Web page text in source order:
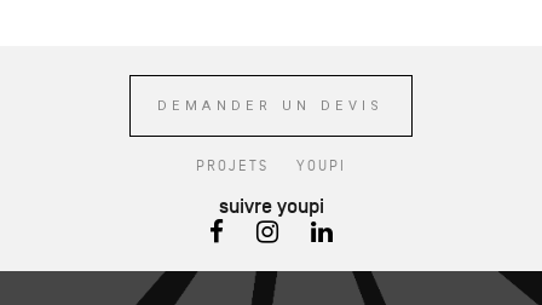
DEMANDER UN DEVIS
PROJETS YOUPI
suivre youpi